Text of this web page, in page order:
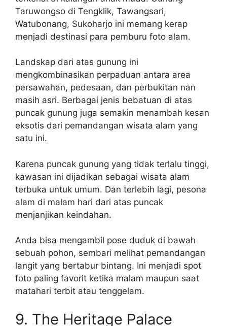
Taruwongso di Tengklik, Tawangsari,
Watubonang, Sukoharjo ini memang kerap
menjadi destinasi para pemburu foto alam.
Landskap dari atas gunung ini
mengkombinasikan perpaduan antara area
persawahan, pedesaan, dan perbukitan nan
masih asri. Berbagai jenis bebatuan di atas
puncak gunung juga semakin menambah kesan
eksotis dari pemandangan wisata alam yang
satu ini.
Karena puncak gunung yang tidak terlalu tinggi,
kawasan ini dijadikan sebagai wisata alam
terbuka untuk umum. Dan terlebih lagi, pesona
alam di malam hari dari atas puncak
menjanjikan keindahan.
Anda bisa mengambil pose duduk di bawah
sebuah pohon, sembari melihat pemandangan
langit yang bertabur bintang. Ini menjadi spot
foto paling favorit ketika malam maupun saat
matahari terbit atau tenggelam.
9. The Heritage Palace